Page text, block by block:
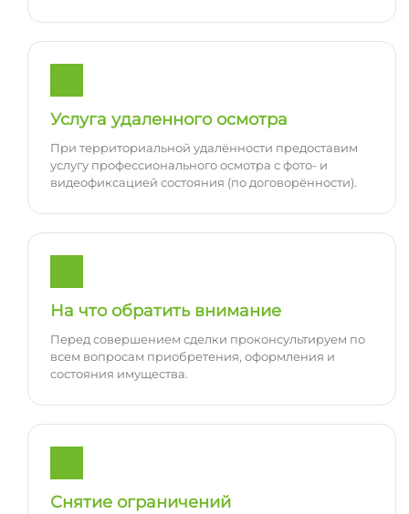
Услуга удаленного осмотра
При территориальной удалённости предоставим
услугу профессионального осмотра с фото- и
видеофиксацией состояния (по договорённости).
На что обратить внимание
Перед совершением сделки проконсультируем по
всем вопросам приобретения, оформления и
состояния имущества.
Снятие ограничений